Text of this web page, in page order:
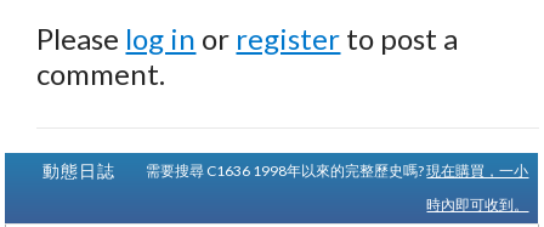
Please log in or register to post a
comment.
動態日誌 需要搜尋 C1636 1998年以來的完整歷史嗎?現在購買，一小
時內即可收到。